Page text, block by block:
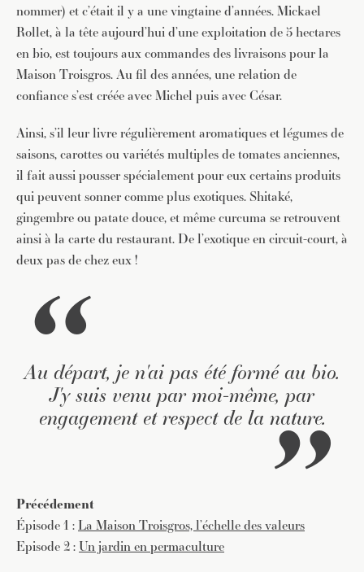
nommer) et c’était il y a une vingtaine d’années. Mickael
Rollet, à la tête aujourd’hui d’une exploitation de 5 hectares
en bio, est toujours aux commandes des livraisons pour la
Maison Troisgros. Au fil des années, une relation de
confiance s’est créée avec Michel puis avec César.
Ainsi, s’il leur livre régulièrement aromatiques et légumes de
saisons, carottes ou variétés multiples de tomates anciennes,
il fait aussi pousser spécialement pour eux certains produits
qui peuvent sonner comme plus exotiques. Shitaké,
gingembre ou patate douce, et même curcuma se retrouvent
ainsi à la carte du restaurant. De l’exotique en circuit-court, à
deux pas de chez eux !
Au départ, je n'ai pas été formé au bio.
J'y suis venu par moi-même, par
engagement et respect de la nature.
Précédement
Épisode 1 :La Maison Troisgros, l’échelle des valeurs
Episode 2 :Un jardin en permaculture